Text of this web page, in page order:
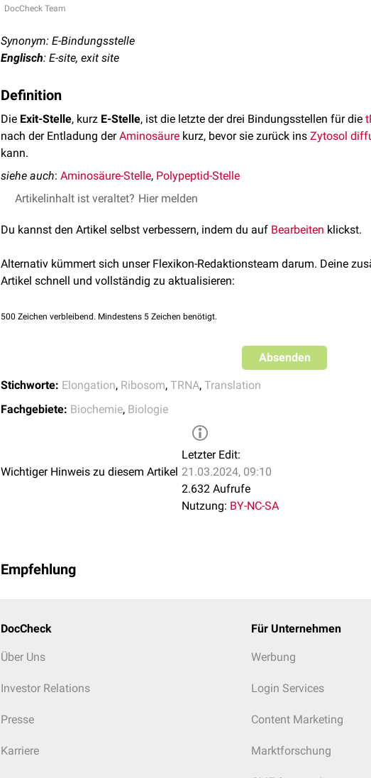
DocCheck Team
Synonym: E-Bindungsstelle
Englisch: E-site, exit site
Definition
Die Exit-Stelle, kurz E-Stelle, ist die letzte der drei Bindungsstellen für die
nach der Entladung derAminosäure kurz, bevor sie zurück ins Zytosol
kann.
siehe auch: Aminosäure-Stelle, Polypeptid-Stelle
Artikelinhalt ist veraltet? Hier melden
Du kannst den Artikel selbst verbessern, indem du auf Bearbeiten klickst.
Alternativ kümmert sich unser Flexikon-Redaktionsteam darum. Deine
Artikel schnell und vollständig zu aktualisieren:
500 Zeichen verbleibend. Mindestens 5 Zeichen benötigt.
Absenden
Stichworte: Elongation, Ribosom, TRNA, Translation
Fachgebiete: Biochemie, Biologie
Wichtiger Hinweis zu diesem Artikel
Letzter Edit:
21.03.2024, 09:10
2.632 Aufrufe
Nutzung: BY-NC-SA
Empfehlung
DocCheck
Über Uns
Investor Relations
Presse
Karriere
Für Unternehmen
Werbung
Login Services
Content Marketing
Marktforschung